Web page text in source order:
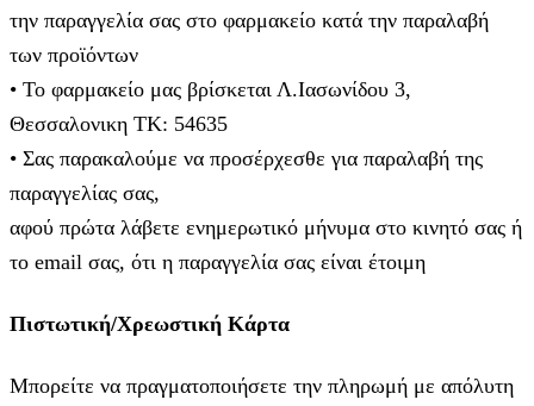
την παραγγελία σας στο φαρμακείο κατά την παραλαβή
των προϊόντων
• Το φαρμακείο μας βρίσκεται Λ.Ιασωνίδου 3,
Θεσσαλονικη ΤΚ: 54635
• Σας παρακαλούμε να προσέρχεσθε για παραλαβή της
παραγγελίας σας,
αφού πρώτα λάβετε ενημερωτικό μήνυμα στο κινητό σας ή
το email σας, ότι η παραγγελία σας είναι έτοιμη
Πιστωτική/Χρεωστική Κάρτα
Μπορείτε να πραγματοποιήσετε την πληρωμή με απόλυτη